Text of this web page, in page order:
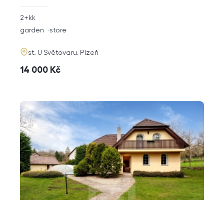
rozměry
2+kk
funkce
garden store
adresa
st. U Světovaru, Plzeň
cena
14 000 Kč